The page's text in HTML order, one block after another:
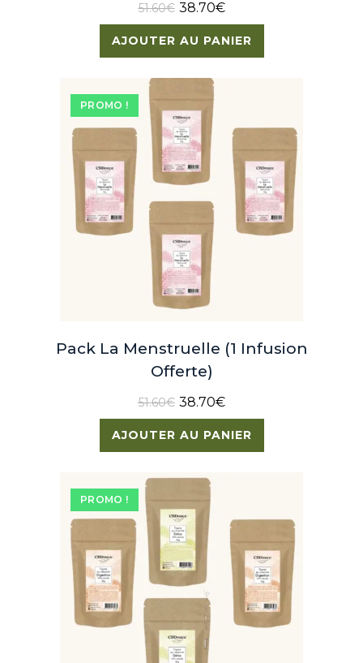
51.60€ 38.70€
AJOUTER AU PANIER
PROMO !
Pack La Menstruelle (1 Infusion
Offerte)
51.60€ 38.70€
AJOUTER AU PANIER
PROMO !